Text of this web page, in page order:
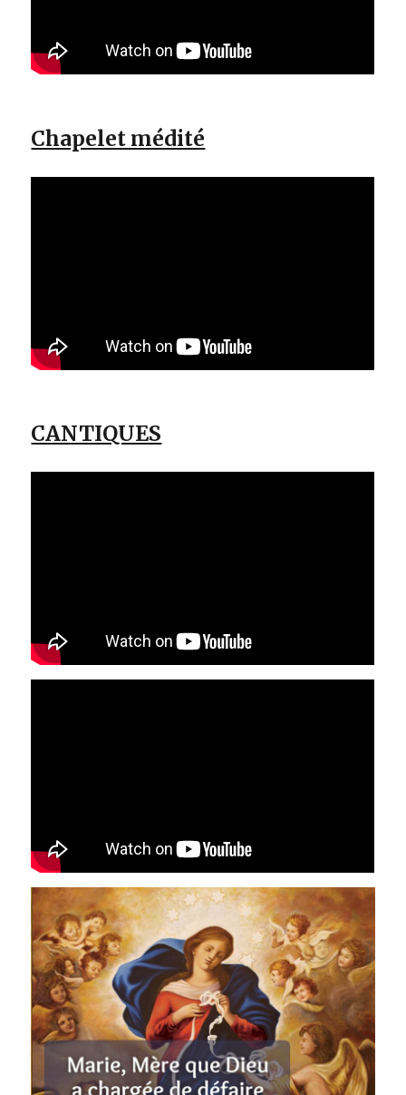
Chapelet médité
CANTIQUES